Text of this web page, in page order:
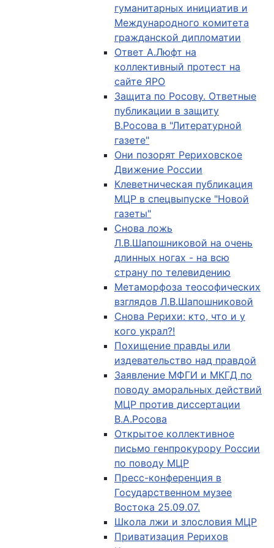
гуманитарных инициатив и
Международного комитета
гражданской дипломатии
Ответ А.Люфт на
коллективный протест на
сайте ЯРО
Защита по Росову. Ответные
публикации в защиту
В.Росова в "Литературной
газете"
Они позорят Рериховское
Движение России
Клеветническая публикация
МЦР в спецвыпуске "Новой
газеты"
Снова ложь
Л.В.Шапошниковой на очень
длинных ногах - на всю
страну по телевидению
Метаморфоза теософических
взглядов Л.В.Шапошниковой
Снова Рерихи: кто, что и у
кого украл?!
Похищение правды или
издевательство над правдой
Заявление МФГИ и МКГД по
поводу аморальных действий
МЦР против диссертации
В.А.Росова
Открытое коллективное
письмо генпрокурору России
по поводу МЦР
Пресс-конференция в
Государственном музее
Востока 25.09.07.
Школа лжи и злословия МЦР
Приватизация Рерихов